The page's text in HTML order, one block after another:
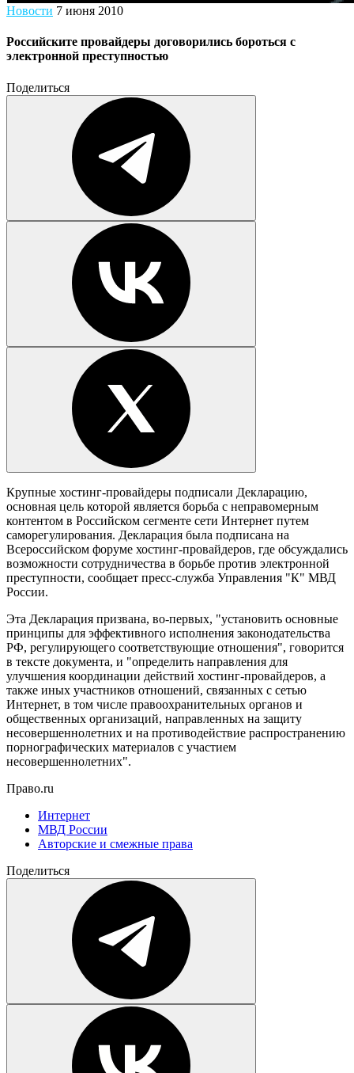
Новости 7 июня 2010
Российските провайдеры договорились бороться с
электронной преступностью
Поделиться
Крупные хостинг-провайдеры подписали Декларацию,
основная цель которой является борьба с неправомерным
контентом в Российском сегменте сети Интернет путем
саморегулирования. Декларация была подписана на
Всероссийском форуме хостинг-провайдеров, где обсуждались
возможности сотрудничества в борьбе против электронной
преступности, сообщает пресс-служба Управления "К" МВД
России.
Эта Декларация призвана, во-первых, "установить основные
принципы для эффективного исполнения законодательства
РФ, регулирующего соответствующие отношения", говорится
в тексте документа, и "определить направления для
улучшения координации действий хостинг-провайдеров, а
также иных участников отношений, связанных с сетью
Интернет, в том числе правоохранительных органов и
общественных организаций, направленных на защиту
несовершеннолетних и на противодействие распространению
порнографических материалов с участием
несовершеннолетних".
Право.ru
Интернет
МВД России
Авторские и смежные права
Поделиться